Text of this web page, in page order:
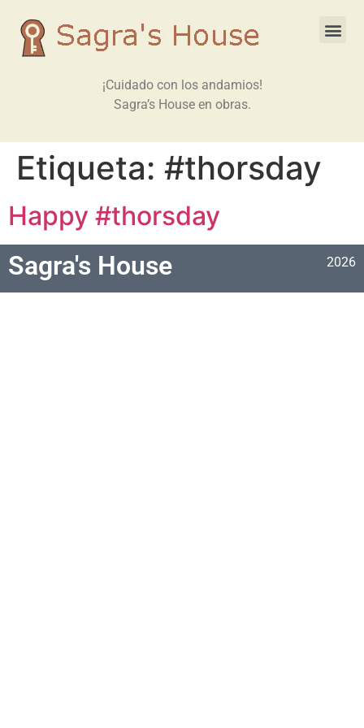
¡Cuidado con los andamios!
Sagra’s House en obras.
Etiqueta: #thorsday
Happy #thorsday
Sagra's House 2026